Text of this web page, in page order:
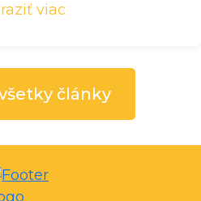
viac
články